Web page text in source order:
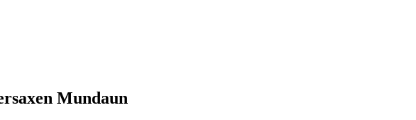
Mundaun